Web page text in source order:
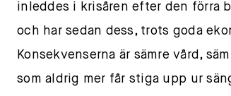
inleddes i krisåren efter den förra
och har sedan dess, trots goda
Konsekvenserna är sämre vård,
som aldrig mer får stiga upp ur